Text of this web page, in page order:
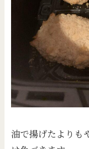
油で揚げたよりも